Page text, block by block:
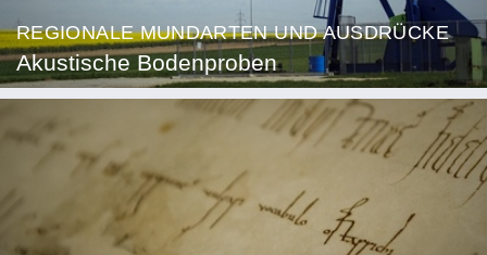
REGIONALE MUNDARTEN UND AUSDRÜCKE
Akustische Bodenproben